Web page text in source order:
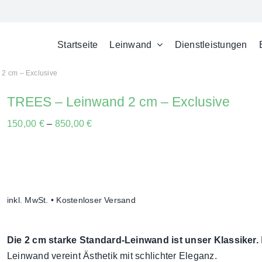
Startseite Leinwand Dienstleistungen
cm – Exclusive
TREES – Leinwand 2 cm – Exclusive
150,00 €– 850,00€
inkl. MwSt. • Kostenloser Versand
Die 2 cm starke Standard-Leinwand ist unser Klassiker.
Leinwand vereint Ästhetik mit schlichter Eleganz.